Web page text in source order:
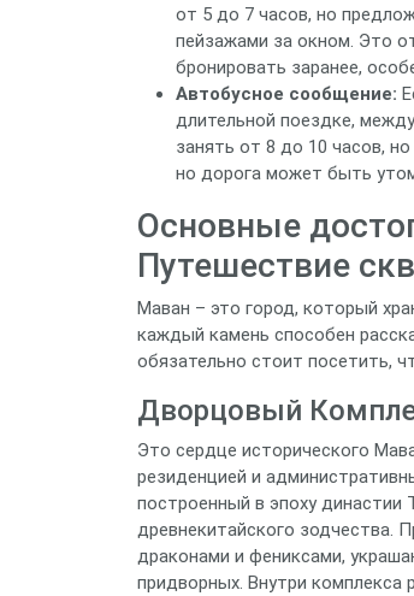
от 5 до 7 часов, но
пейзажами за окном. Это
бронировать заранее,
Автобусное сообщение:
длительной поездке,
занять от 8 до 10 часов,
но дорога может быть
Основные
Путешествие
Маван – это город, который
каждый камень способен
обязательно стоит посетить,
Дворцовый
Это сердце исторического
резиденцией и
построенный в эпоху династии
древнекитайского зодчества.
драконами и фениксами,
придворных. Внутри комплекса